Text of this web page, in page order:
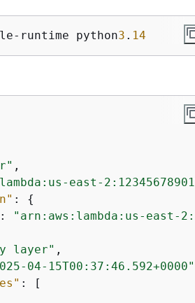
runtime python3 . 14
,
east-
: {
: "arn:aws:lambda:us-east-
layer" ,
04-15T00:37:46.592+0000"
: [